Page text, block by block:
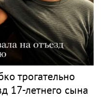
трогательно
17-летнего сына